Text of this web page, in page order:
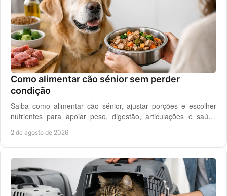
Como alimentar cão sénior sem perder
condição
Saiba como alimentar cão sénior, ajustar porções e escolher
nutrientes para apoiar peso, digestão, articulações e saúde
2 de agosto de 2026